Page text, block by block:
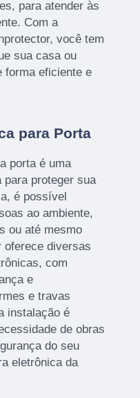
para atender às
Com a
você tem
sua casa ou
forma eficiente e
para Porta
porta é uma
para proteger sua
é possível
ao ambiente,
ou até mesmo
oferece diversas
com
e
e travas
instalação é
de obras
do seu
eletrônica da